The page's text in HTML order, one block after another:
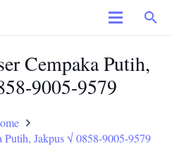
search
Cempaka Putih,
9005-9579
Putih, Jakpus √ 0858-9005-9579